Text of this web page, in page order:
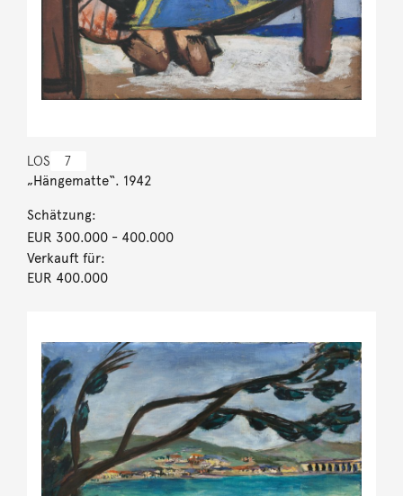
LOS 7
„Hängematte“. 1942
Schätzung:
EUR 300.000- 400.000
Verkauft für:
EUR 400.000